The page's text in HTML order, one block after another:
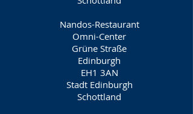
Nandos-Restaurant
Omni-Center
Grüne Straße
Edinburgh
EH1 3AN
Stadt Edinburgh
Schottland